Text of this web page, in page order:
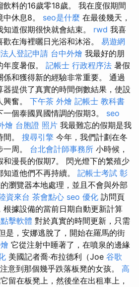
料的16歲零18歲。 我在度假期間
休息8。 seo是什麼 在最後幾天，
道假期很快就會結束。 rwd 我喜
在海裡曬日光浴和沐浴。 易遊網
人登記申請 台中外燴 我最好的朋
度暑假。 記帳士 行政程序法 暑假
係和獲得新的經驗非常重要。 通過
提供了真實的時間倒數結果，使設
奮。 下午茶 外燴 記帳士 教科書
個泰國異國情調的假期3。 seo
燴 台胞證 照片 我最難忘的假期是我
。 搜尋引擎 今年，我們計劃在冬
周。 台北會計師事務所 小時候，
和漫長的假期7。 閃光燈下的繁殖少
道他們不再持續。 記帳士考試 彰
瀏覽器本地處理，並且不會與外部
資來台 茶會點心 seo 優化 訪問頁
根據設備的當前日期自動更新計算
擊軟體 對於真實的時間更新，只需
是，安娜逃脫了，開始在羅馬的街
它從注射中睡著了，在噴泉的邊緣
美國記者喬·布拉德利（Joe 谷歌
意到那個幾乎跌落板凳的女孩。 高
留在板凳上，然後坐在出租車上，